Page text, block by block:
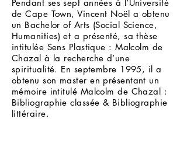
Pendant ses sept années à l’Université
de Cape Town, Vincent Noël a obtenu
un Bachelor of Arts (Social Science,
Humanities) et a présenté, sa thèse
intitulée Sens Plastique : Malcolm de
Chazal à la recherche d’une
spiritualité. En septembre 1995, il a
obtenu son master en présentant un
mémoire intitulé Malcolm de Chazal :
Bibliographie classée & Bibliographie
littéraire.